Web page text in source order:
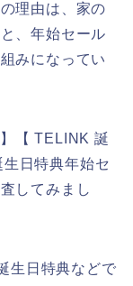
理由は、家の
、年始セール
みになってい
【 TELINK 誕
日特典年始セ
してみまし
生日特典などで